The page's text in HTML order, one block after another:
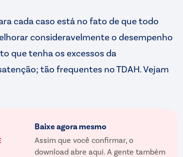
cada caso está no fato de que todo
consideravelmente o desempenho
que tenha os excessos da
tão frequentes no TDAH. Vejam
Baixe agora mesmo
Assim que você confirmar, o
download abre aqui. A gente também